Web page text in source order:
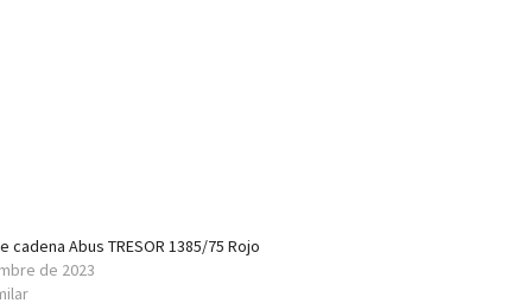
cadena Abus TRESOR 1385/75 Rojo
de 2023